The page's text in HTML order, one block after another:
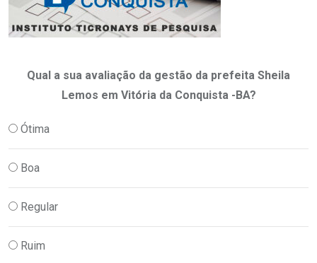
Qual a sua avaliação da gestão da prefeita Sheila
Lemos em Vitória da Conquista -BA?
Ótima
Boa
Regular
Ruim